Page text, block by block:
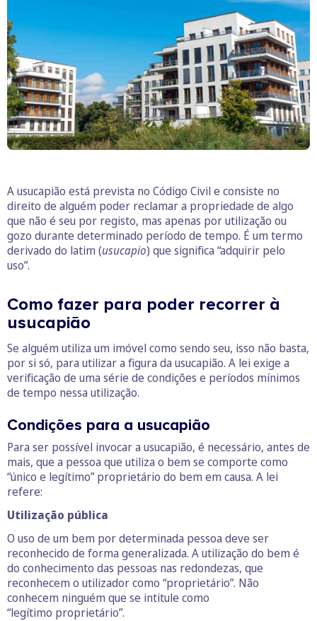
A usucapião está prevista no Código Civil e consiste no
direito de alguém poder reclamar a propriedade de algo
que não é seu por registo, mas apenas por utilização ou
gozo durante determinado período de tempo. É um termo
derivado do latim (usucapio) que significa “adquirir pelo
uso”.
Como fazer para poder recorrer à
usucapião
Se alguém utiliza um imóvel como sendo seu, isso não basta,
por si só, para utilizar a figura da usucapião. A lei exige a
verificação de uma série de condições e períodos mínimos
de tempo nessa utilização.
Condições para a usucapião
Para ser possível invocar a usucapião, é necessário, antes de
mais, que a pessoa que utiliza o bem se comporte como
“único e legítimo” proprietário do bem em causa. A lei
refere:
Utilização pública
O uso de um bem por determinada pessoa deve ser
reconhecido de forma generalizada. A utilização do bem é
do conhecimento das pessoas nas redondezas, que
reconhecem o utilizador como “proprietário”. Não
conhecem ninguém que se intitule como
“legítimo proprietário”.